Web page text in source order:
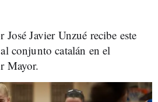
Javier Unzué recibe este
conjunto catalán en el
Mayor.